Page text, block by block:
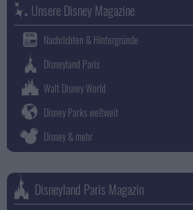
Unsere Disney Magazine
Nachrichten & Hintergründe
Disneyland Paris
Walt Disney World
Disney Parks weltweit
Disney & mehr
Disneyland Paris Magazin